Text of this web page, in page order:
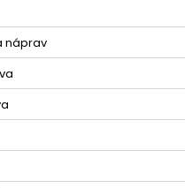
náprav